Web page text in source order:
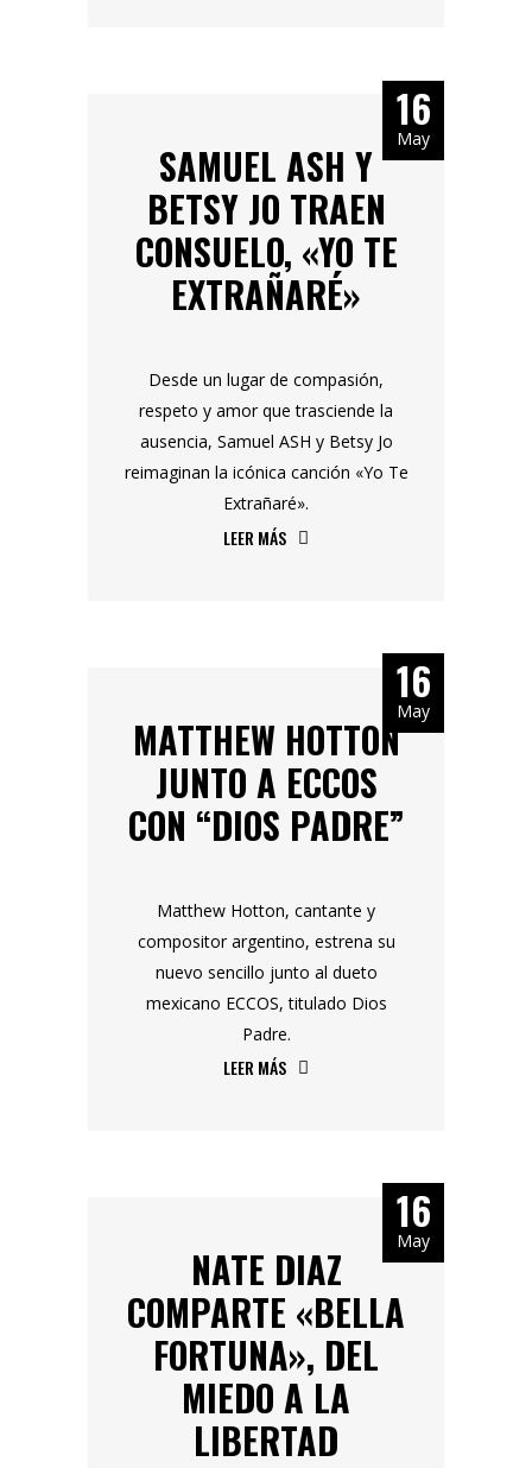
16
May
SAMUEL ASH Y
BETSY JO TRAEN
CONSUELO, «YO TE
EXTRAÑARÉ»
Desde un lugar de compasión,
respeto y amor que trasciende la
ausencia, Samuel ASH y Betsy Jo
reimaginan la icónica canción «Yo Te
Extrañaré».
LEER MÁS
16
May
MATTHEW HOTTON
JUNTO A ECCOS
CON “DIOS PADRE”
Matthew Hotton, cantante y
compositor argentino, estrena su
nuevo sencillo junto al dueto
mexicano ECCOS, titulado Dios
Padre.
LEER MÁS
16
May
NATE DIAZ
COMPARTE «BELLA
FORTUNA», DEL
MIEDO A LA
LIBERTAD